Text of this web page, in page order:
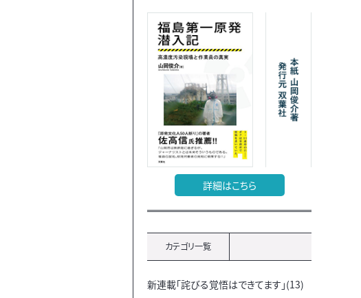
詳細はこちら
カテゴリ一覧
新連載「詫びる覚悟はできてます」(13)